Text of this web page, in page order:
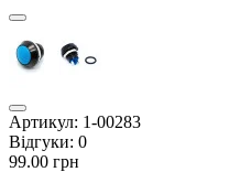
Артикул: 1-00283
Відгуки: 0
99.00 грн